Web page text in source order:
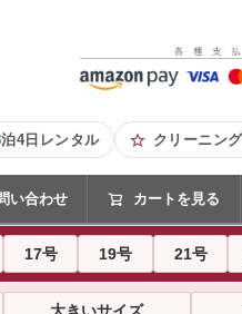
4日レンタル クリーニン
い合わせ カートを見る
17号 19号 21号